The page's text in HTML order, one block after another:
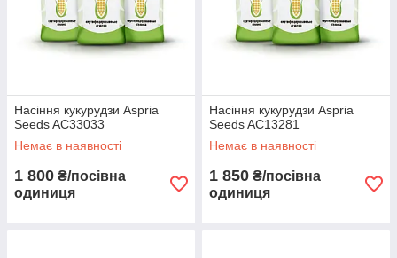
Насіння кукурудзи Aspria
Seeds AC33033
Немає в наявності
1 800 ₴/посівна
одиниця
Насіння кукурудзи Aspria
Seeds AC13281
Немає в наявності
1 850 ₴/посівна
одиниця